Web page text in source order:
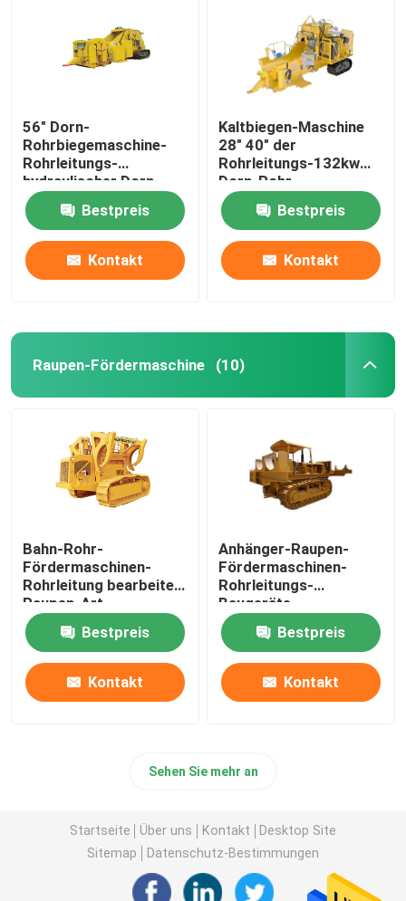
56" Dorn-
Rohrbiegemaschine-
Rohrleitungs-
hydraulischer Dorn-
Bieger
Bestpreis
Kontakt
Kaltbiegen-Maschine
28" 40" der
Rohrleitungs-132kw
Dorn-Rohr-
verbiegende Maschine
Bestpreis
Kontakt
Raupen-Fördermaschine (10)
Bahn-Rohr-
Fördermaschinen-
Rohrleitung bearbeitet
Raupen-Art
Fördermaschine ISO-
Zustimmung maschinell
Bestpreis
Kontakt
Anhänger-Raupen-
Fördermaschinen-
Rohrleitungs-
Baugeräte
Durchmessers
1219mmBestpreis
Kontakt
Sehen Sie mehr an
Startseite Über uns Kontakt
Desktop Site
Sitemap
Datenschutz-Bestimmungen